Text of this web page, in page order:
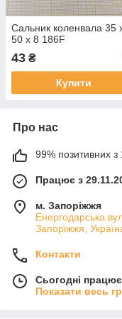
Сальник коленвала 35
50 х 8 186F
43 ₴
Купити
Про нас
99% позитивних з
Працює з
м. Запоріжжя
Енергодарська
Запоріжжя,
Контакти
Сьогодні
Показати весь